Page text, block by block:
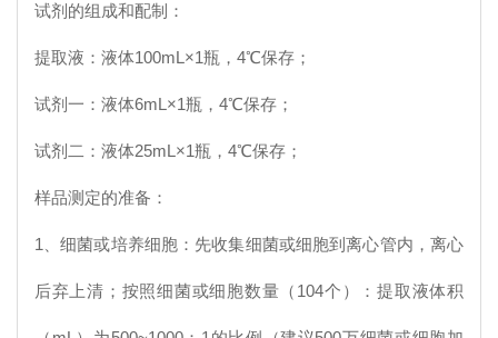
试剂的组成和配制：
提取液：液体100mL×1瓶，4℃保存；
试剂一：液体6mL×1瓶，4℃保存；
试剂二：液体25mL×1瓶，4℃保存；
样品测定的准备：
1、细菌或培养细胞：先收集细菌或细胞到离心管内，离心
后弃上清；按照细菌或细胞数量（104个）：提取液体积